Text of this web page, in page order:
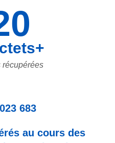
récupérées
683
au cours des